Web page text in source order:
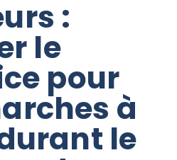
:
le
pour
à
le